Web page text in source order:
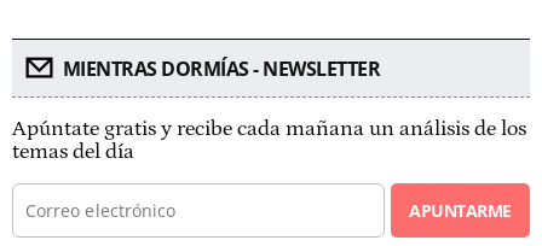
MIENTRAS DORMÍAS - NEWSLETTER
Apúntate gratis y recibe cada mañana un análisis de los
temas del día
APUNTARME